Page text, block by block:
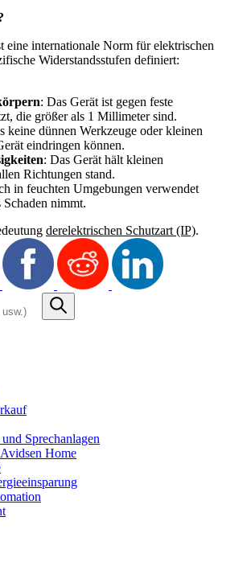
eine internationale Norm für elektrischen
Widerstandsstufen definiert:
: Das Gerät ist gegen feste
die größer als 1 Millimeter sind.
keine dünnen Werkzeuge oder kleinen
eindringen können.
: Das Gerät hält kleinen
Richtungen stand.
in feuchten Umgebungen verwendet
Schaden nimmt.
derelektrischen Schutzart (IP).
Sprechanlagen
Home